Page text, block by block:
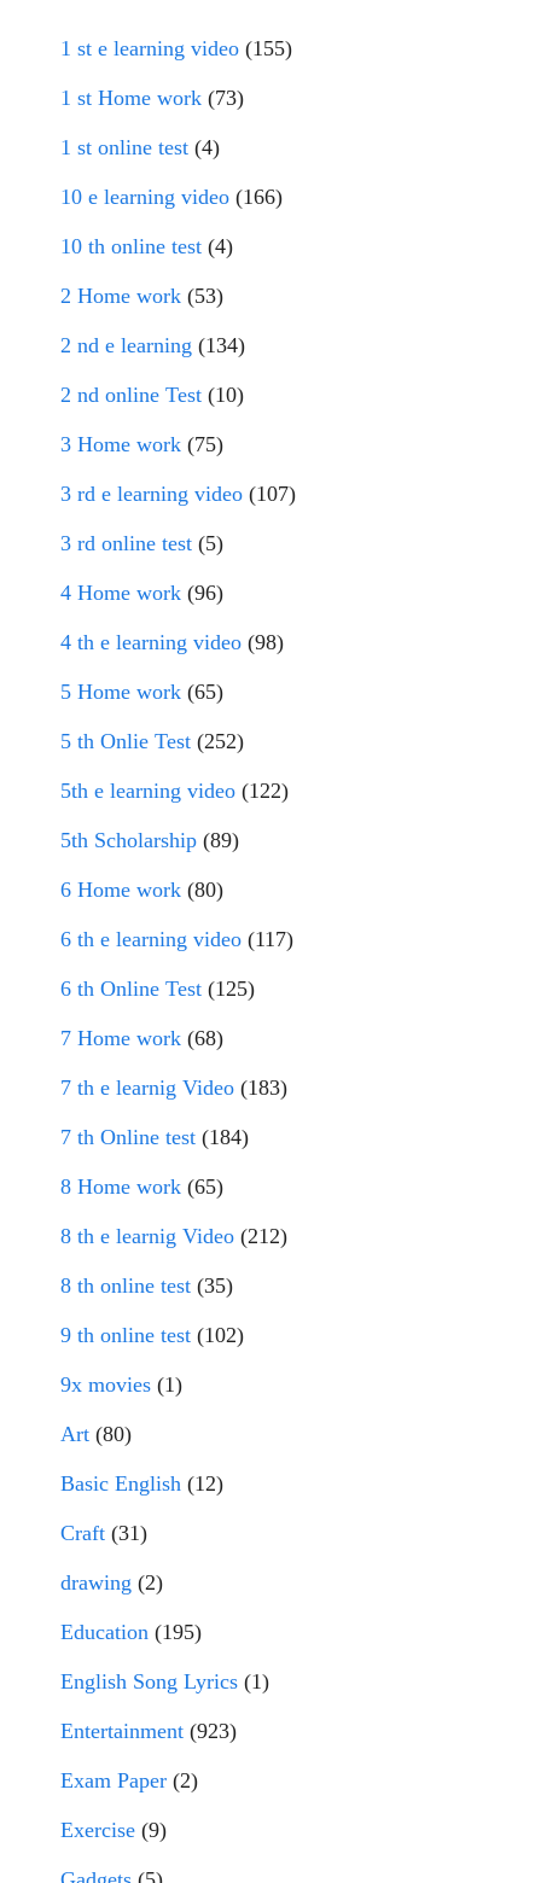
1 st e learning video (155)
1 st Home work (73)
1 st online test (4)
10 e learning video (166)
10 th online test (4)
2 Home work (53)
2 nd e learning (134)
2 nd online Test (10)
3 Home work (75)
3 rd e learning video (107)
3 rd online test (5)
4 Home work (96)
4 th e learning video (98)
5 Home work (65)
5 th Onlie Test (252)
5th e learning video (122)
5th Scholarship (89)
6 Home work (80)
6 th e learning video (117)
6 th Online Test (125)
7 Home work (68)
7 th e learnig Video (183)
7 th Online test (184)
8 Home work (65)
8 th e learnig Video (212)
8 th online test (35)
9 th online test (102)
9x movies (1)
Art (80)
Basic English (12)
Craft (31)
drawing (2)
Education (195)
English Song Lyrics (1)
Entertainment (923)
Exam Paper (2)
Exercise (9)